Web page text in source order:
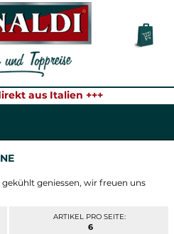
aus Italien +++
geniessen, wir freuen uns
ARTIKEL PRO SEITE:
6